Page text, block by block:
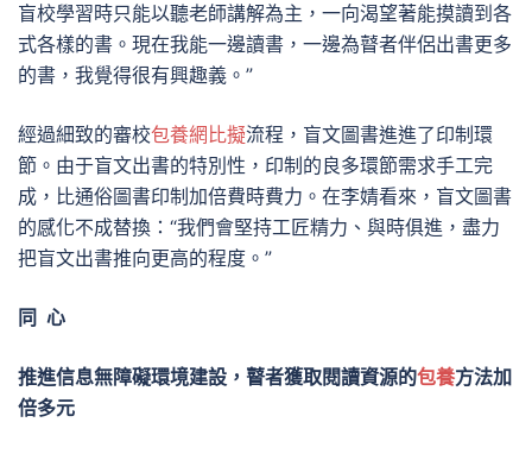
盲校學習時只能以聽老師講解為主，一向渴望著能摸讀到各
式各樣的書。現在我能一邊讀書，一邊為瞽者伴侶出書更多
的書，我覺得很有興趣義。”
經過細致的審校包養網比擬流程，盲文圖書進進了印制環
節。由于盲文出書的特別性，印制的良多環節需求手工完
成，比通俗圖書印制加倍費時費力。在李婧看來，盲文圖書
的感化不成替換：“我們會堅持工匠精力、與時俱進，盡力
把盲文出書推向更高的程度。”
同 心
推進信息無障礙環境建設，瞽者獲取閱讀資源的包養方法加
倍多元